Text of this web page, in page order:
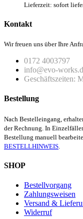
Lieferzeit: sofort
Kontakt
Wir freuen uns über Ihre
0172 4003797
info@evo-
Geschäftszeiten:
Bestellung
Nach Bestelleingang,
der Rechnung. In
Bestellung manuell
BESTELLHINWEIS
SHOP
Bestellvorgang
Zahlungsweisen
Versand &
Widerruf